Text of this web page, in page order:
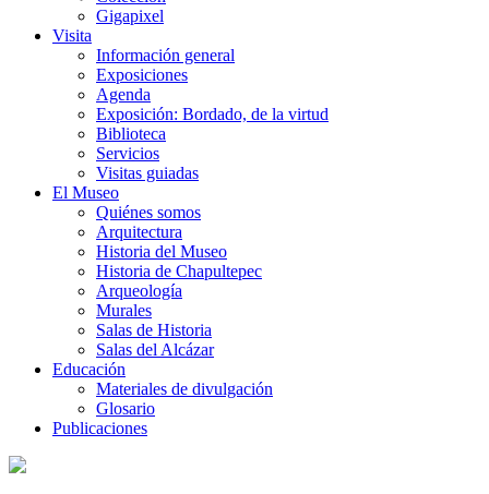
Gigapixel
Visita
Información general
Exposiciones
Agenda
Exposición: Bordado, de la virtud
Biblioteca
Servicios
Visitas guiadas
El Museo
Quiénes somos
Arquitectura
Historia del Museo
Historia de Chapultepec
Arqueología
Murales
Salas de Historia
Salas del Alcázar
Educación
Materiales de divulgación
Glosario
Publicaciones